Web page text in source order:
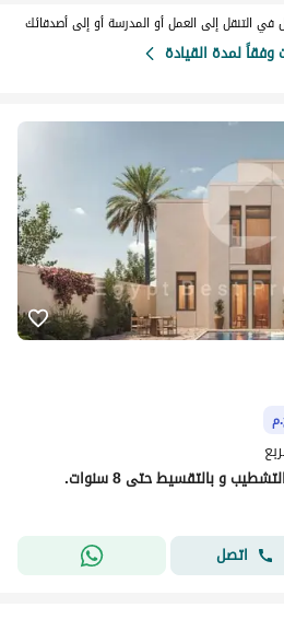
في التنقل إلى العمل أو المدرسة أو إلى أصدقائك
وفقاً لمدة القيادة
و بالتقسيط حتى 8 سنوات.
اتصل